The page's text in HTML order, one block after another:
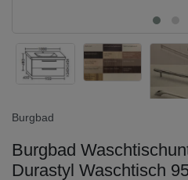
Burgbad
Burgbad
Durastyl Waschtisch